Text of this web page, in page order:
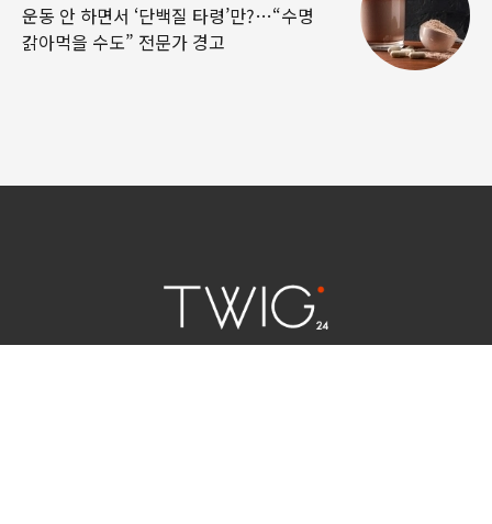
운동 안 하면서 ‘단백질 타령’만?…“수명
갉아먹을 수도” 전문가 경고